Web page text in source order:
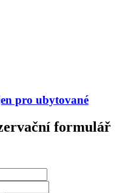
pro ubytované
formulář